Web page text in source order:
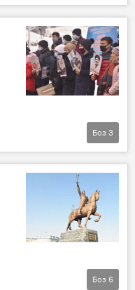
ҶБВ
Қаратоғ
Боз 3
Боз 6